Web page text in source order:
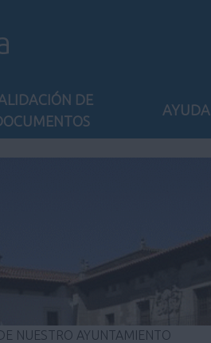
DE
AYUDA
NUESTRO AYUNTAMIENTO